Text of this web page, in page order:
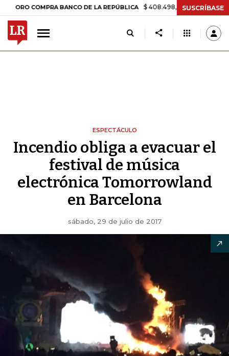
COMPRA BANCO DE LA REPÚBLICA $ 408.498,97 +$ 8.753,81 +2,19%
SUSCRÍBASE
ESPECTÁCULO
Incendio obliga a evacuar el
festival de música
electrónica Tomorrowland
en Barcelona
sábado, 29 de julio de 2017